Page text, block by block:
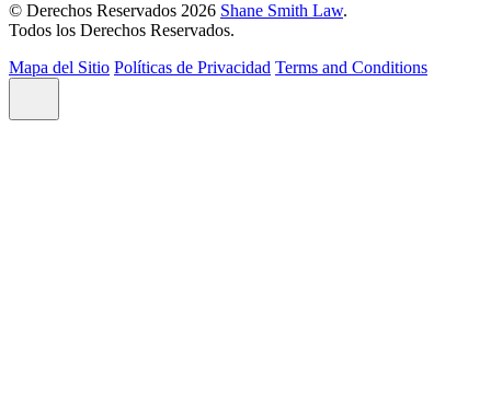
© Derechos Reservados 2026 Shane Smith Law.
Todos los Derechos Reservados.
Mapa del Sitio Políticas de Privacidad Terms and Conditions